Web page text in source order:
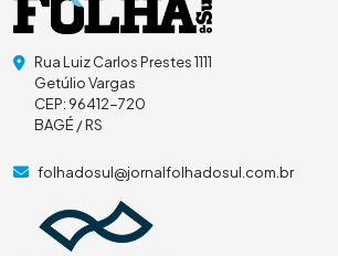
Rua Luiz Carlos Prestes 1111
Getúlio Vargas
CEP: 96412-720
BAGÉ / RS
folhadosul@jornalfolhadosul.com.br